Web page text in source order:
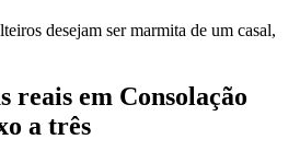
desejam ser marmita de um casal,
reais em Consolação
a três